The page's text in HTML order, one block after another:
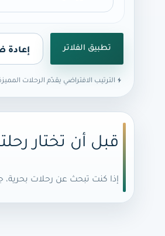
تطبيق الفلاتر
الترتيب الافتراضي يقدّم الرحلات
قبل أن تختار
إذا كنت تبحث عن رحلات بحرية،